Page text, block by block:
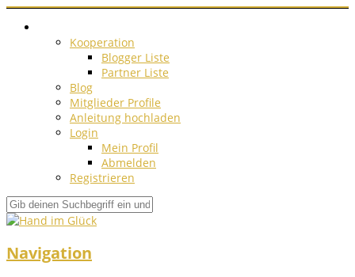
Kooperation
Blogger Liste
Partner Liste
Blog
Mitglieder Profile
Anleitung hochladen
Login
Mein Profil
Abmelden
Registrieren
Navigation